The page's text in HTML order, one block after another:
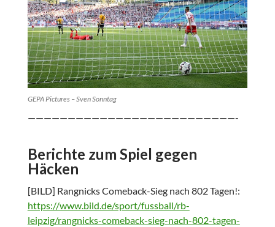
GEPA Pictures – Sven Sonntag
——————————————————————————-
Berichte zum Spiel gegen
Häcken
[BILD] Rangnicks Comeback-Sieg nach 802 Tagen!:
https://www.bild.de/sport/fussball/rb-
leipzig/rangnicks-comeback-sieg-nach-802-tagen-